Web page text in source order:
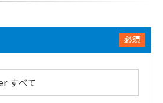
必須
すべて